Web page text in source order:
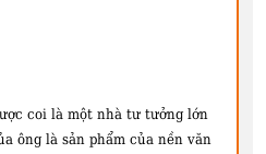
coi là một nhà tư tưởng lớn
ông là sản phẩm của nền văn